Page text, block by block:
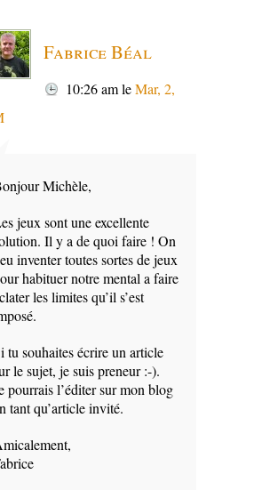
Fabrice Béal
10:26 amleMar, 2,
Michèle,
jeux sont une excellente
Il y a de quoi faire ! On
inventer toutes sortes de jeux
habituer notre mental a faire
les limites qu’il s’est
tu souhaites écrire un article
le sujet, je suis preneur :-).
pourrais l’éditer sur mon blog
tant qu’article invité.